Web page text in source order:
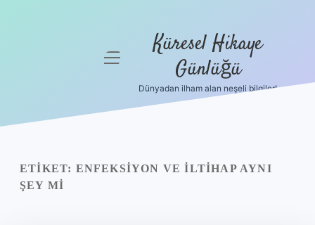
Yasal Uyarı
menüyü
Küresel Hikaye
Günlüğü
Dünyadan ilham alan neşeli bilgiler!
ETIKET: ENFEKSIYON VE ILTIHAP AYNI
ŞEY MI